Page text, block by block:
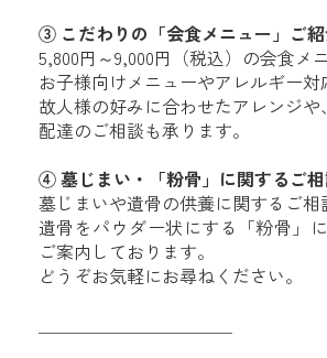
③ こだわりの「会食メニュー」ご
5,800円～9,000円（税込）の会食メ
お子様向けメニューやアレルギー対
故人様の好みに合わせたアレンジや、
配達のご相談も承ります。
④ 墓じまい・「粉骨」に関するご
墓じまいや遺骨の供養に関するご相
遺骨をパウダー状にする「粉骨」
ご案内しております。
どうぞお気軽にお尋ねください。